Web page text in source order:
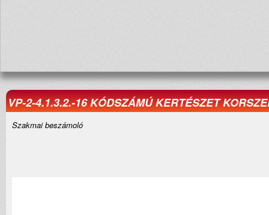
VP-2-4.1.3.2.-16 KÓDSZÁMÚ KERTÉSZET
Szakmai beszámoló